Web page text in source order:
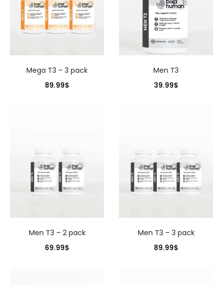
Mega T3 – 3 pack
89.99$
Men T3
39.99$
Men T3 – 2 pack
69.99$
Men T3 – 3 pack
89.99$